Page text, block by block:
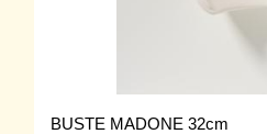
BUSTE MADONE 32cm